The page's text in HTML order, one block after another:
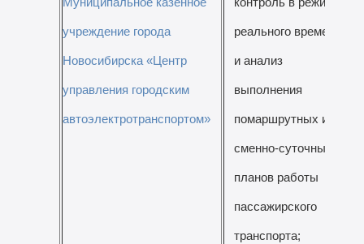
Муниципальное казенное
учреждение города
Новосибирска «Центр
управления городским
автоэлектротранспортом»
контроль в режиме
реального времени
и анализ
выполнения
помаршрутных и
сменно-суточных
планов работы
пассажирского
транспорта;